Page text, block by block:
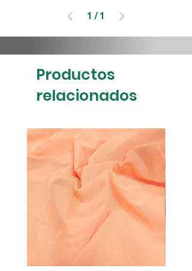
1 / 1
Productos
relacionados